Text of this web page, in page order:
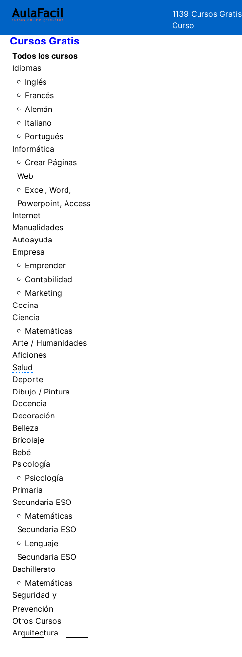
1139 Cursos Gratis
Curso
Inicio
Cursos Gratis
Todos los cursos
Idiomas
Inglés
Francés
Alemán
Italiano
Portugués
Informática
Crear Páginas
Web
Excel, Word,
Powerpoint, Access
Internet
Manualidades
Autoayuda
Empresa
Emprender
Contabilidad
Marketing
Cocina
Ciencia
Matemáticas
Arte / Humanidades
Aficiones
Salud
Deporte
Dibujo / Pintura
Docencia
Decoración
Belleza
Bricolaje
Bebé
Psicología
Psicología
Primaria
Secundaria ESO
Matemáticas
Secundaria ESO
Lenguaje
Secundaria ESO
Bachillerato
Matemáticas
Seguridad y
Prevención
Otros Cursos
Arquitectura